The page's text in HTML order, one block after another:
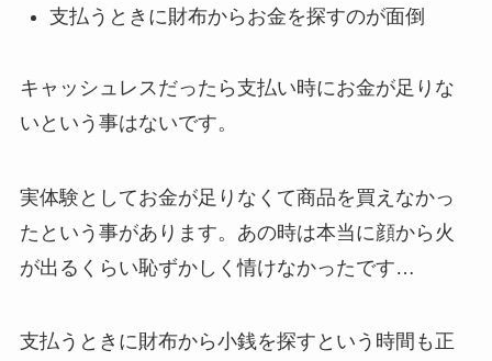
支払うときに財布からお金を探すのが面倒
キャッシュレスだったら支払い時にお金が足りな
いという事はないです。
実体験としてお金が足りなくて商品を買えなかっ
たという事があります。あの時は本当に顔から火
が出るくらい恥ずかしく情けなかったです…
支払うときに財布から小銭を探すという時間も正